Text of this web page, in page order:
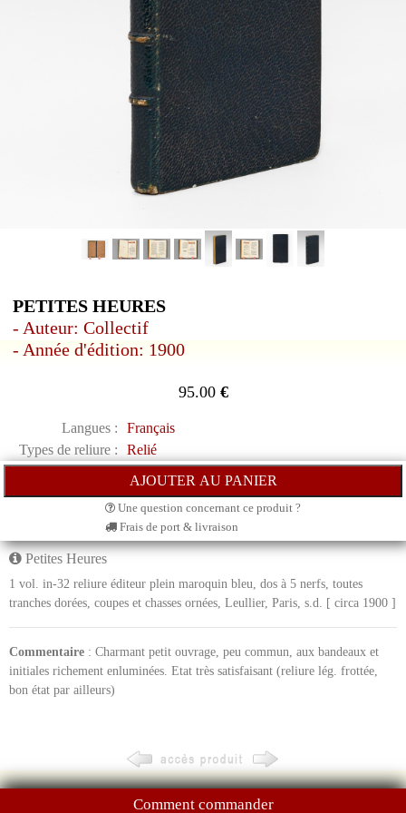
PETITES HEURES
- Auteur: Collectif
- Année d'édition: 1900
95.00€
Langues :
Français
Types de reliure :
Relié
Une question concernant ce produit ?
Frais de port & livraison
Petites Heures
1 vol. in-32 reliure éditeur plein maroquin bleu, dos à 5 nerfs, toutes
tranches dorées, coupes et chasses ornées, Leullier, Paris, s.d. [ circa 1900 ]
Commentaire : Charmant petit ouvrage, peu commun, aux bandeaux et
initiales richement enluminées. Etat très satisfaisant (reliure lég. frottée,
bon état par ailleurs)
Comment commander